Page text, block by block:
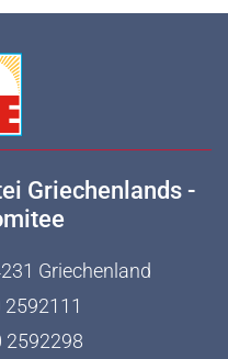
Griechenlands -
Griechenland
2592111
2592298